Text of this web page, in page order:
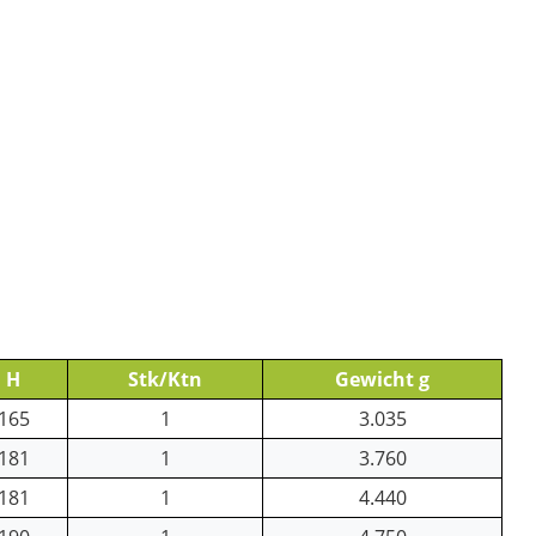
H Stk/Ktn
Gewicht g
1
3.035
1
3.760
1
4.440